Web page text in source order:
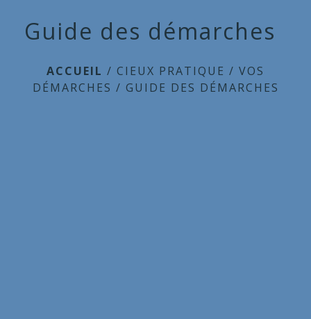
Guide des démarches
ACCUEIL / CIEUX PRATIQUE / VOS
DÉMARCHES / GUIDE DES DÉMARCHES